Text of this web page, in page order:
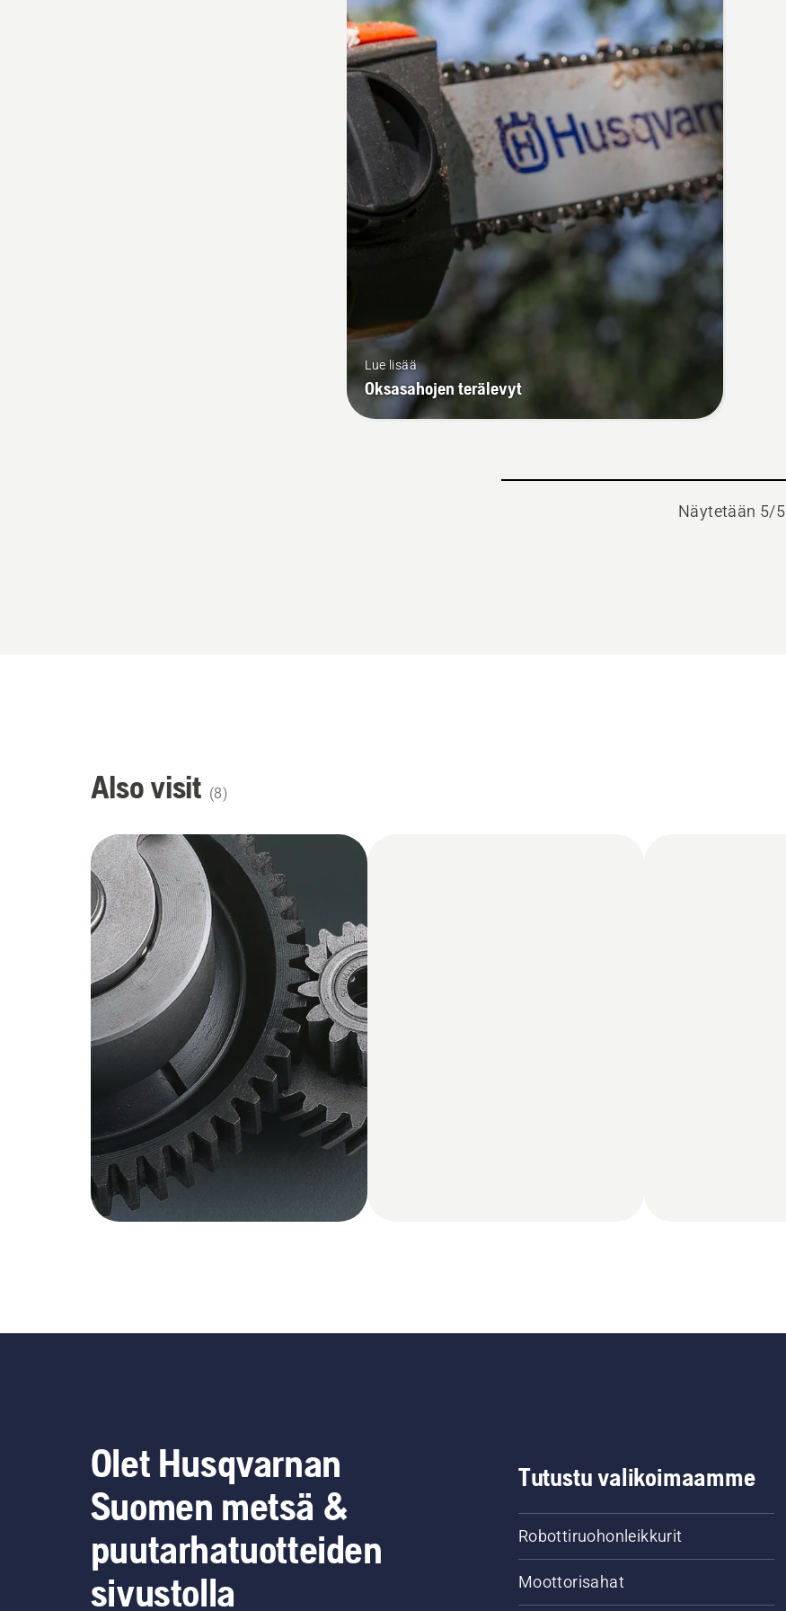
Lue lisää
Oksasahojen terälevyt
Näytetään 5/5
Also visit (8)
Olet Husqvarnan
Suomen metsä &
puutarhatuotteiden
sivustolla
Tutustu valikoimaamme
Robottiruohonleikkurit
Moottorisahat